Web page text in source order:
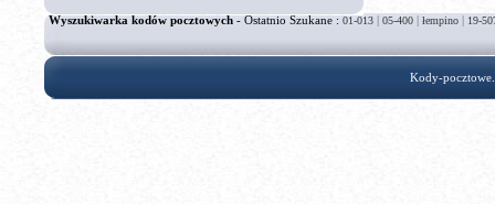
Wyszukiwarka kodów pocztowych- Ostatnio Szukane :01-013 | 05-400 | łempino | 19-
Kody-